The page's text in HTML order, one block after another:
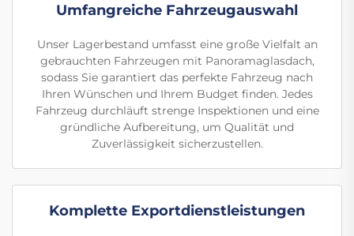
Umfangreiche Fahrzeugauswahl
Unser Lagerbestand umfasst eine große Vielfalt an
gebrauchten Fahrzeugen mit Panoramaglasdach,
sodass Sie garantiert das perfekte Fahrzeug nach
Ihren Wünschen und Ihrem Budget finden. Jedes
Fahrzeug durchläuft strenge Inspektionen und eine
gründliche Aufbereitung, um Qualität und
Zuverlässigkeit sicherzustellen.
Komplette Exportdienstleistungen